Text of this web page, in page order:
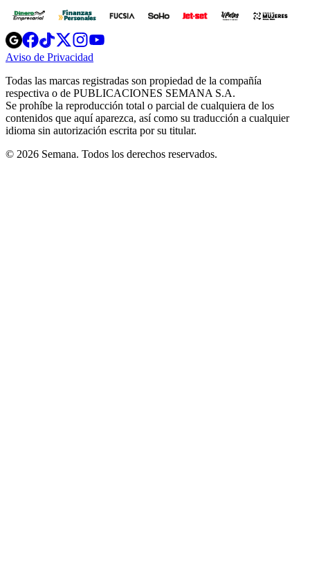
Opens
in
new
Opens
in
new
Opens
in
new
window
Opens
new
windowwindow
Aviso de Privacidad
new
window
Todas las marcas registradas son propiedad de la compañía
respectiva o de PUBLICACIONES SEMANA S.A.
Se prohíbe la reproducción total o parcial de cualquiera de los
contenidos que aquí aparezca, así como su traducción a cualquier
idioma sin autorización escrita por su titular.
© 2026 Semana. Todos los derechos reservados.